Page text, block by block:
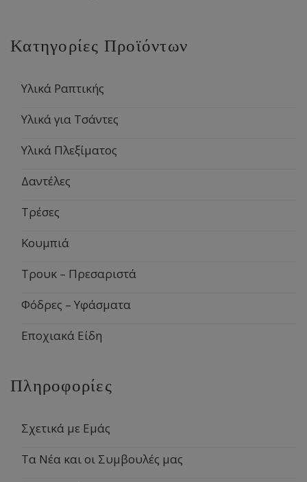
Κατηγορίες Προϊόντων
Υλικά Ραπτικής
Υλικά για Τσάντες
Υλικά Πλεξίματος
Δαντέλες
Τρέσες
Κουμπιά
Τρουκ – Πρεσαριστά
Φόδρες – Υφάσματα
Εποχιακά Είδη
Πληροφορίες
Σχετικά με Εμάς
Τα Νέα και οι Συμβουλές μας